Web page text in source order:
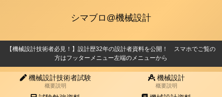
シマブロ@機械設計
【機械設計技術者必見！】設計歴32年の設計者資料を公開！ スマホでご覧の
方はフッターメニュー左端のメニューから
機械設計技術者試験
概要説明
機械設計
概要説明